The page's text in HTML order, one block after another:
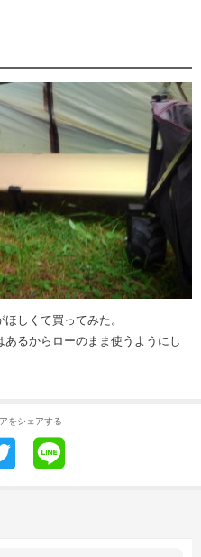
しくて買ってみた。
るからローのまま使うようにし
をシェアする